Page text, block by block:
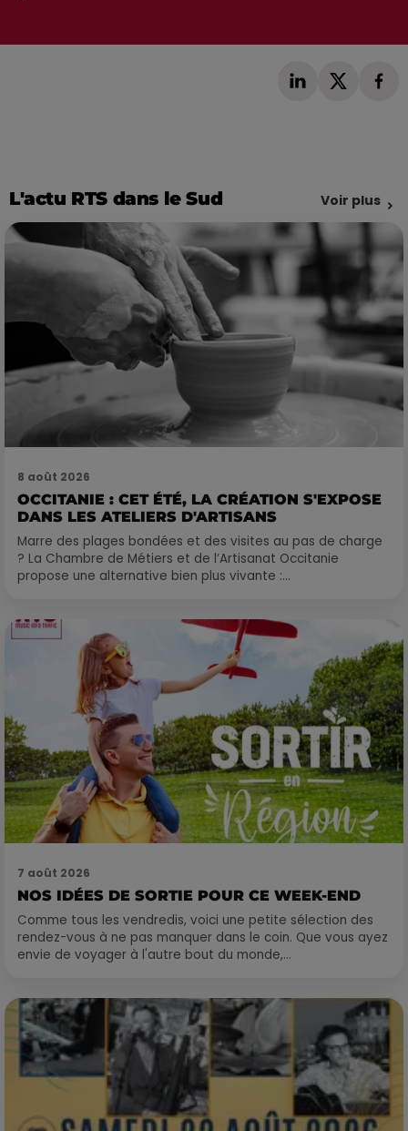
L'actu RTS dans le Sud Voir plus
8 août 2026
OCCITANIE : CET ÉTÉ, LA CRÉATION S'EXPOSE
DANS LES ATELIERS D'ARTISANS
Marre des plages bondées et des visites au pas de charge
? La Chambre de Métiers et de l’Artisanat Occitanie
propose une alternative bien plus vivante :...
7 août 2026
NOS IDÉES DE SORTIE POUR CE WEEK-END
Comme tous les vendredis, voici une petite sélection des
rendez-vous à ne pas manquer dans le coin. Que vous ayez
envie de voyager à l'autre bout du monde,...